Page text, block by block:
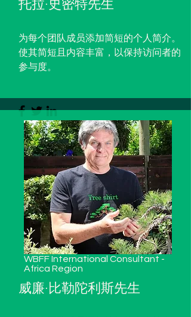
托拉·史密特先生
为每个团队成员添加简短的个人简介。
使其简短且内容丰富，以保持访问者的
参与度。
WBFF International Consultant -
Africa Region
威廉·比勒陀利斯先生